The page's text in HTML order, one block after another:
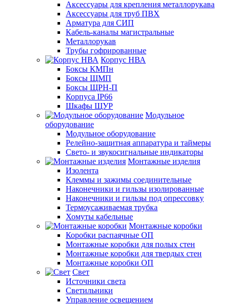
Аксессуары для крепления металлорукава
Аксессуары для труб ПВХ
Арматура для СИП
Кабель-каналы магистральные
Металлорукав
Трубы гофрированные
Корпус НВА
Боксы КМПн
Боксы ЩМП
Боксы ЩРН-П
Корпуса IP66
Шкафы ЩУР
Модульное
оборудование
Модульное оборудование
Релейно-защитная аппаратура и таймеры
Свето- и звукосигнальные индикаторы
Монтажные изделия
Изолента
Клеммы и зажимы соединительные
Наконечники и гильзы изолированные
Наконечники и гильзы под опрессовку
Термоусаживаемая трубка
Хомуты кабельные
Монтажные коробки
Коробки распаячные ОП
Монтажные коробки для полых стен
Монтажные коробки для твердых стен
Монтажные коробки ОП
Свет
Источники света
Светильники
Управление освещением